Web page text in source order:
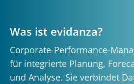
Was ist evidanza?
Corporate-Performance-
für integrierte Planung,
und Analyse. Sie verbindet